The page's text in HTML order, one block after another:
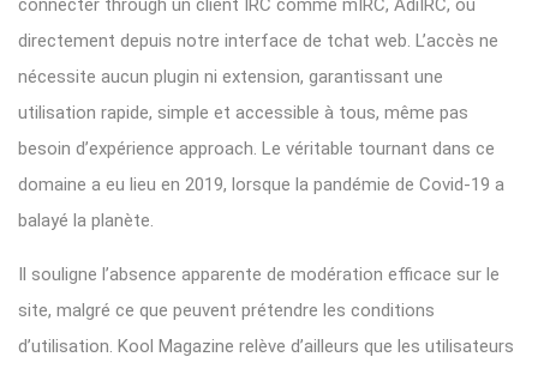
directement depuis notre interface de tchat web. L’accès ne
nécessite aucun plugin ni extension, garantissant une
utilisation rapide, simple et accessible à tous, même pas
besoin d’expérience approach. Le véritable tournant dans ce
domaine a eu lieu en 2019, lorsque la pandémie de Covid-19 a
balayé la planète.
Il souligne l’absence apparente de modération efficace sur le
site, malgré ce que peuvent prétendre les conditions
d’utilisation. Kool Magazine relève d’ailleurs que les utilisateurs